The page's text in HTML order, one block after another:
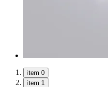
item 0
item 1